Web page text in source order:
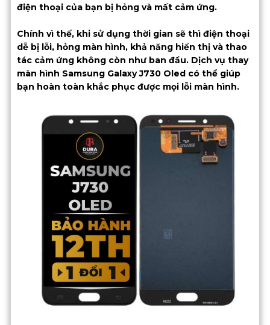
điện thoại của bạn bị hỏng và mất cảm ứng.
Chính vì thế, khi sử dụng thời gian sẽ thì điện thoại
dễ bị lỗi, hỏng màn hình, khả năng hiển thị và thao
tác cảm ứng không còn như ban đầu. Dịch vụ thay
màn hình Samsung Galaxy J730 Oled có thể giúp
bạn hoàn toàn khắc phục được mọi lỗi màn hình.